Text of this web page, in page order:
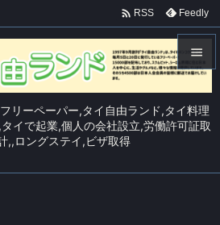
リーペーパー,タイ自由ランド,タイ料理
イで起業,個人の会社設立,労働許可証取
,,ロングステイ,ビザ取得

メニュ


 RSS Feedly